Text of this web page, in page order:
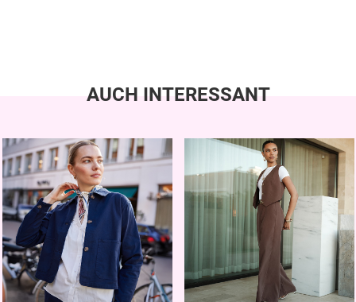
AUCH INTERESSANT